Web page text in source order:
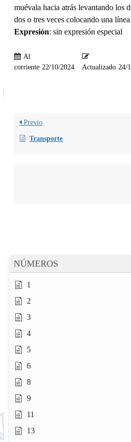
NÚMEROS
1
2
3
4
5
6
8
9
11
13
muévala hacia atrás levantando los
dos o tres veces colocando una
Expresión: sin expresión especial
Al
corriente 22/10/2024 Actualizado 24/
Previo
Transporte